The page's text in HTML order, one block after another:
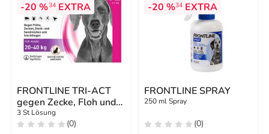
-20 %34EXTRA
FRONTLINE TRI-ACT
gegen Zecke, Floh und
fliegende Insekten bei
Hunden (20-40kg)
3 St Lösung
(0)
-20 %34 EXTRA
FRONTLINE SPRAY
250 ml Spray
(0)